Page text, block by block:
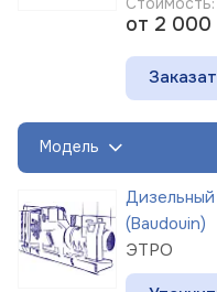
от 2
Модель
(Baudouin)
ЭТРО